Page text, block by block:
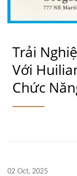
Trải
Với
Chức
02 Oct, 2025